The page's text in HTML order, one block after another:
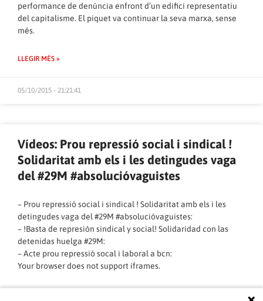
performance de denúncia enfront d’un edifici representatiu
del capitalisme. El piquet va continuar la seva marxa, sense
més.
LLEGIR MÉS »
05/10/2015 - 21:21:41
Vídeos: Prou repressió social i sindical !
Solidaritat amb els i les detingudes vaga
del #29M #absolucióvaguistes
– Prou repressió social i sindical ! Solidaritat amb els i les
detingudes vaga del #29M #absolucióvaguistes:
– !Basta de represión sindical y social! Solidaridad con las
detenidas huelga #29M:
– Acte prou repressió socal i laboral a bcn:
Your browser does not support iframes.